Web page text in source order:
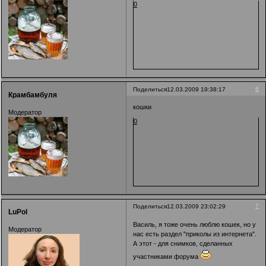
0
Поделиться 6
12.03.2009 19:38:17
Крамбамбуля
Модератор
кошки
0
Поделиться 7
12.03.2009 23:02:29
LuPol
Модератор
Василь, я тоже очень люблю кошек, но у
нас есть раздел "приколы из интернета".
А этот - для снимков, сделанных
участниками форума